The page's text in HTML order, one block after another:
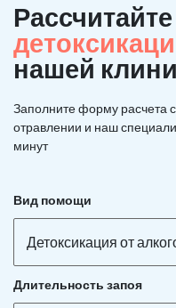
Рассчитайте
нашей
Заполните форму расчета
отравлении и наш
минут
Вид помощи
Детоксикация от
Длительность запоя